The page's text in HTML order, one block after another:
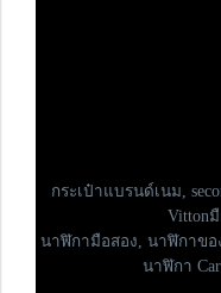
กระเป๋าแบรนด์เนม,
Vitton
นาฬิกามือสอง, นาฬิกาขอ
นาฬิกา